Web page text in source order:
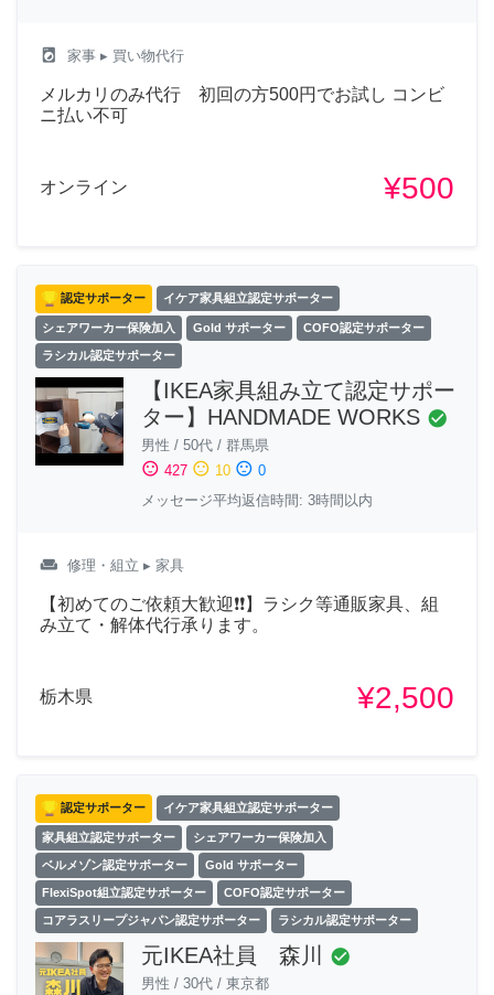
local_laundry_service 家事 ▸ 買い物代行
メルカリのみ代行 初回の方500円でお試し コンビ
ニ払い不可
オンライン ¥500
認定サポーター イケア家具組立認定サポーター
シェアワーカー保険加入 Gold サポーター COFO認定サポーター
ラシカル認定サポーター
【IKEA家具組み立て認定サポー
ター】HANDMADE WORKS check_circle
男性 / 50代 / 群馬県
sentiment_satisfied 427 sentiment_neutral 10 sentiment_dissatisfied 0
メッセージ平均返信時間: 3時間以内
weekend 修理・組立 ▸ 家具
【初めてのご依頼大歓迎❗❗】ラシク等通販家具、組
み立て・解体代行承ります。
栃木県 ¥2,500
認定サポーター イケア家具組立認定サポーター
家具組立認定サポーター シェアワーカー保険加入
ベルメゾン認定サポーター Gold サポーター
FlexiSpot組立認定サポーター COFO認定サポーター
コアラスリープジャパン認定サポーター ラシカル認定サポーター
元IKEA社員 森川 check_circle
男性 / 30代 / 東京都